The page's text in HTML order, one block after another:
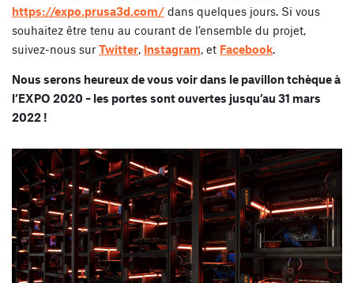
https://expo.prusa3d.com/ dans quelques jours. Si vous
souhaitez être tenu au courant de l’ensemble du projet,
suivez-nous sur Twitter, Instagram, et Facebook.
Nous serons heureux de vous voir dans le pavillon tchèque à
l’EXPO 2020 – les portes sont ouvertes jusqu’au 31 mars
2022 !